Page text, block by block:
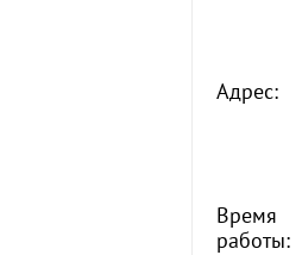
Адрес:
Время
работы: